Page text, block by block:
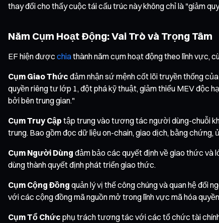
thay đổi cho thấy cuộc tái cấu trúc này không chỉ là "giảm
Năm Cụm Hoạt Động: Vai Trò và Trọng Tâm
EF hiện được chiathành năm cụm hoạt động theo lĩnh vực,
Cụm Giao Thức đảm nhận sứ mệnh cốt lõi truyền thống
quyền riêng tư lớp 1, đột phá kỹ thuật, giảm thiểu MEV độc
bởi bên trung gian."
Cụm Truy Cập tập trung vào tương tác người dùng-chuỗi
trung. Bao gồm đọc dữ liệu on-chain, giao dịch, bằng chứng,
Cụm Người Dùng đảm bảo các quyết định về giao thức và
dùng thành quyết định phát triển giao thức.
Cụm Cộng Đồng quản lý vị thế công chúng và quan hệ đối
với các cộng đồng mã nguồn mở trong lĩnh vực mã hóa
Cụm Tổ Chức phụ trách tương tác với các tổ chức tài